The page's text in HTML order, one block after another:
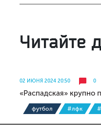
Читайте
02 ИЮНЯ 2024 20:50 0
«Распадская» крупно
футбол #лфк